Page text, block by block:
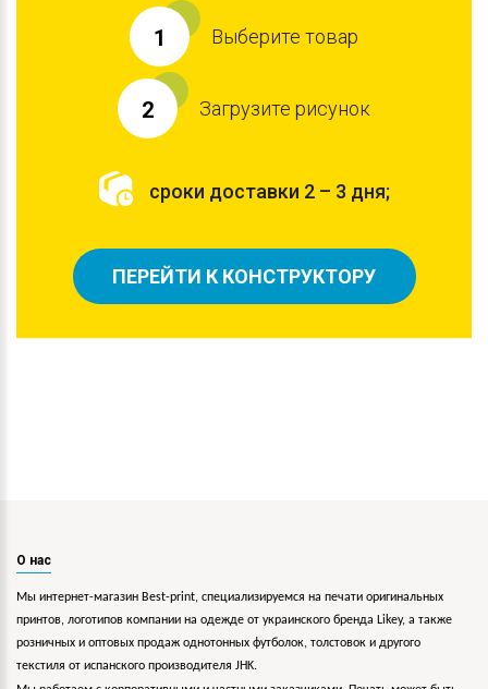
1 Выберите товар
2 Загрузите рисунок
сроки доставки 2 – 3 дня;
ПЕРЕЙТИ К КОНСТРУКТОРУ
О нас
Мы интернет-магазин Best-print, специализируемся на печати оригинальных
принтов, логотипов компании на одежде от украинского бренда Likey, а также
розничных и оптовых продаж однотонных футболок, толстовок и другого
текстиля от испанского производителя JHK.